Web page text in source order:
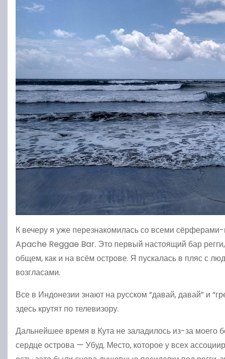
К вечеру я уже перезнакомилась со всеми
Apache Reggae Bar. Это первый настоящий бар
общем, как и на всём острове. Я пускалась в пляс с
возгласами.
Все в Индонезии знают на русском “давай, давай” и
здесь крутят по телевизору.
Дальнейшее время в Кута не заладилось из-за моего
сердце острова — Убуд. Место, которое у всех